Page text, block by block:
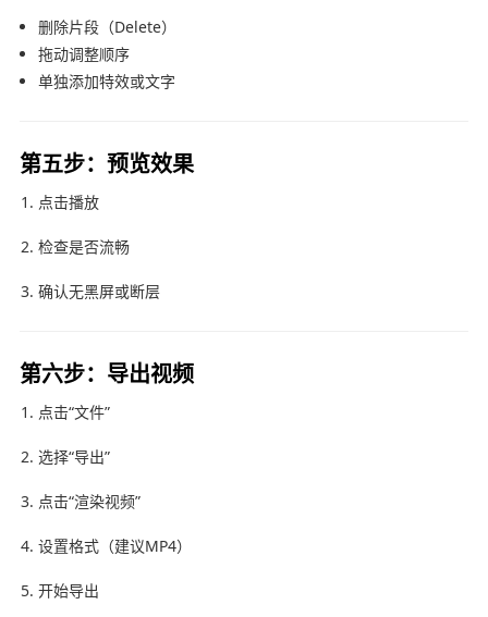
删除片段（Delete）
拖动调整顺序
单独添加特效或文字
第五步：预览效果
点击播放
检查是否流畅
确认无黑屏或断层
第六步：导出视频
点击“文件”
选择“导出”
点击“渲染视频”
设置格式（建议MP4）
开始导出